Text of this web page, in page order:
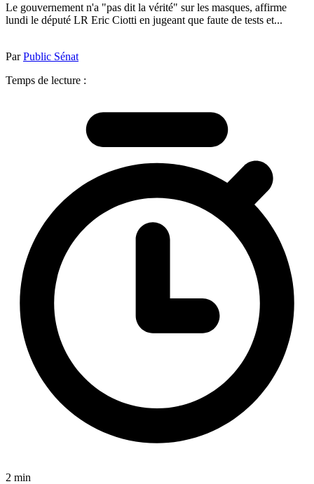
Le gouvernement n'a "pas dit la vérité" sur les masques, affirme
lundi le député LR Eric Ciotti en jugeant que faute de tests et...
ParPublic Sénat
Temps de lecture :
2 min